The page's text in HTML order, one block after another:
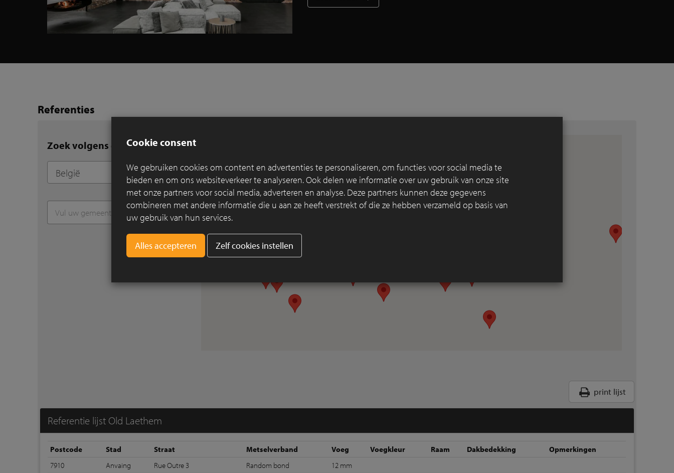
Referenties
Zoek volgens gemeente
print lijst
Referentie lijst Old Laethem
Postcode Stad Straat Metselverband Voeg Voegkleur Raam Dakbedekking
Opmerkingen
7910
Anvaing Rue Outre 3 Random bond
12 mm
Cookie consent
We gebruiken cookies om content en advertenties te personaliseren, om functies voor social media te
bieden en om ons websiteverkeer te analyseren. Ook delen we informatie over uw gebruik van onze site
met onze partners voor social media, adverteren en analyse. Deze partners kunnen deze gegevens
combineren met andere informatie die u aan ze heeft verstrekt of die ze hebben verzameld op basis van
uw gebruik van hun services.
Zelf cookies instellen